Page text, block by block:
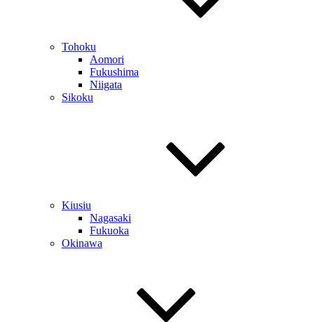
Tohoku
Aomori
Fukushima
Niigata
Sikoku
Kiusiu
Nagasaki
Fukuoka
Okinawa